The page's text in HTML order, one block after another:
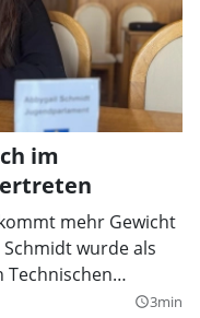
im
mehr Gewicht
wurde als
Technischen
query_builder3min